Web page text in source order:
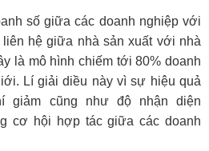
số giữa các doanh nghiệp với
hệ giữa nhà sản xuất với nhà
là mô hình chiếm tới 80% doanh
Lí giải diều này vì sự hiệu quả
giảm cũng như độ nhận diện
cơ hội hợp tác giữa các doanh